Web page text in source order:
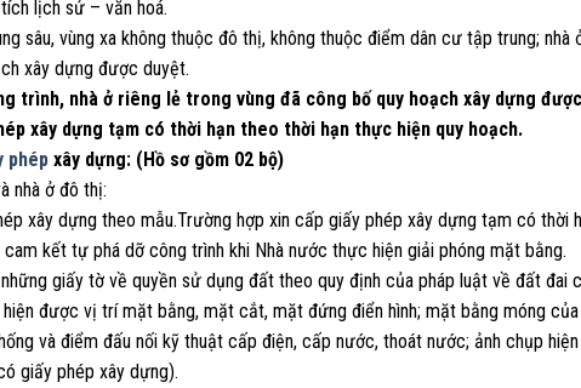
lịch sử – văn hoá.
sâu, vùng xa không thuộc đô thị, không thuộc điểm dân cư tập trung;
xây dựng được duyệt.
trình, nhà ở riêng lẻ trong vùng đã công bố quy hoạch xây dựng
xây dựng tạm có thời hạn theo thời hạn thực hiện quy hoạch.
phép xây dựng: (Hồ sơ gồm 02 bộ)
nhà ở đô thị:
xây dựng theo mẫu.Trường hợp xin cấp giấy phép xây dựng tạm có thời
kết tự phá dỡ công trình khi Nhà nước thực hiện giải phóng mặt bằng.
giấy tờ về quyền sử dụng đất theo quy định của pháp luật về đất đai
được vị trí mặt bằng, mặt cắt, mặt đứng điển hình; mặt bằng móng
và điểm đấu nối kỹ thuật cấp điện, cấp nước, thoát nước; ảnh chụp
giấy phép xây dựng).